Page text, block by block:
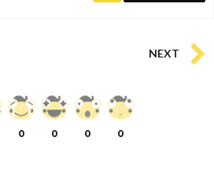
NEXT
0 0 0 0